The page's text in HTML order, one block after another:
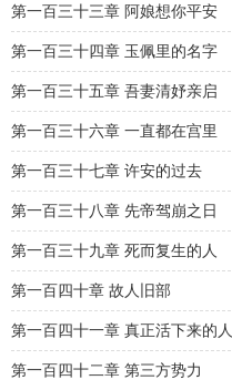
第一百三十三章 阿娘想你平安
第一百三十四章 玉佩里的名字
第一百三十五章 吾妻清妤亲启
第一百三十六章 一直都在宫里
第一百三十七章 许安的过去
第一百三十八章 先帝驾崩之日
第一百三十九章 死而复生的人
第一百四十章 故人旧部
第一百四十一章 真正活下来的人
第一百四十二章 第三方势力